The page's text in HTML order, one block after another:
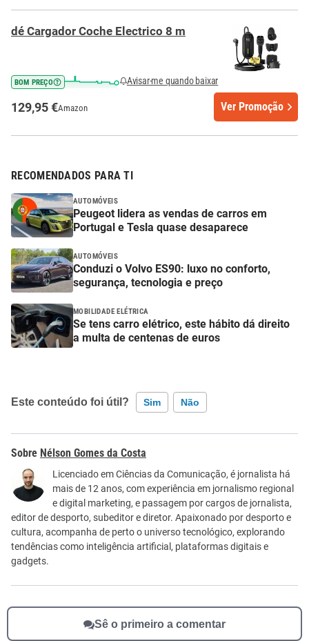
dé Cargador Coche Electrico 8 m
BOM PREÇO Avisar-me quando baixar
129,95 €Amazon Ver Promoção
RECOMENDADOS PARA TI
AUTOMÓVEIS
Peugeot lidera as vendas de carros em
Portugal e Tesla quase desaparece
AUTOMÓVEIS
Conduzi o Volvo ES90: luxo no conforto,
segurança, tecnologia e preço
MOBILIDADE ELÉTRICA
Se tens carro elétrico, este hábito dá direito
a multa de centenas de euros
Este conteúdo foi útil? Sim Não
Este conteúdo contém informação incorreta
Este conteúdo não tem a informação que procuro
Outro
Nélson Gomes da Costa
Licenciado em Ciências da Comunicação, é jornalista há
mais de 12 anos, com experiência em jornalismo regional
e digital marketing, e passagem por cargos de jornalista,
editor de desporto, subeditor e diretor. Apaixonado por desporto e
cultura, acompanha de perto o universo tecnológico, explorando
tendências como inteligência artificial, plataformas digitais e
gadgets.
Sê o primeiro a comentar